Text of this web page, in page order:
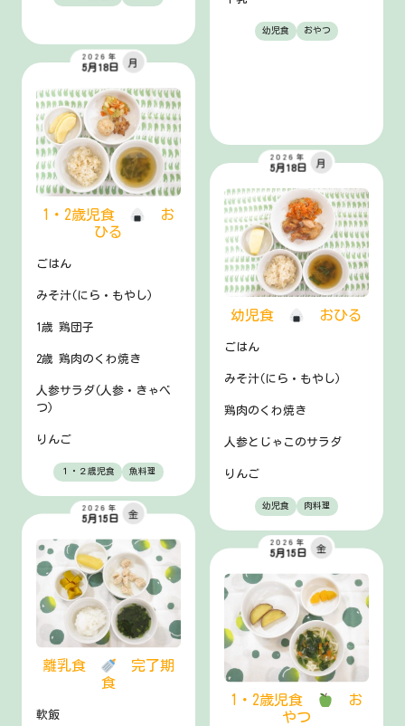
幼児食 おやつ
1・2歳児食
お
ひる
2026年
5月18日
月
ごはん
みそ汁(にら・もやし)
1歳 鶏団子
2歳 鶏肉のくわ焼き
人参サラダ(人参・きゃべ
つ)
りんご
１・２歳児食 魚料理
幼児食 おひる
2026年
5月18日
月
ごはん
みそ汁(にら・もやし)
鶏肉のくわ焼き
人参とじゃこのサラダ
りんご
幼児食 肉料理
離乳食
完了期
食
2026年
5月15日
金
軟飯
1・2歳児食
お
やつ
2026年
5月15日
金